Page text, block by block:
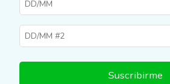
Filtrar
Suscribirme